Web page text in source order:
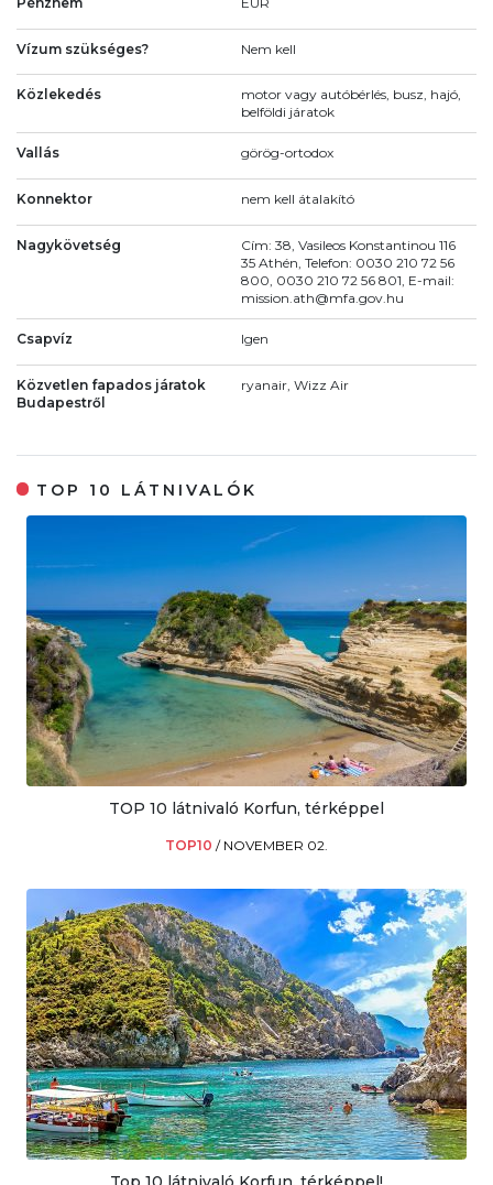
Vízum szükséges? Nem kell
Közlekedés
motor vagy autóbérlés, busz, hajó,
belföldi járatok
Vallás görög-ortodox
Konnektor nem kell átalakító
Nagykövetség
Cím: 38, Vasileos Konstantinou 116
35 Athén, Telefon: 0030 210 72 56
800, 0030 210 72 56 801, E-mail:
mission.ath@mfa.gov.hu
Csapvíz Igen
Közvetlen fapados járatok
Budapestről
ryanair, Wizz Air
TOP 10 LÁTNIVALÓK
TOP 10 látnivaló Korfun, térképpel
TOP10 / NOVEMBER 02.